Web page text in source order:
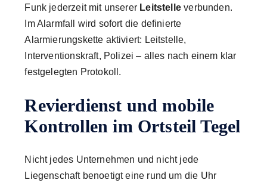
Funk jederzeit mit unserer Leitstelle verbunden.
Im Alarmfall wird sofort die definierte
Alarmierungskette aktiviert: Leitstelle,
Interventionskraft, Polizei – alles nach einem klar
festgelegten Protokoll.
Revierdienst und mobile
Kontrollen im Ortsteil Tegel
Nicht jedes Unternehmen und nicht jede
Liegenschaft benoetigt eine rund um die Uhr